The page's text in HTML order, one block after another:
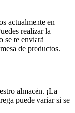
actualmente en
realizar la
se te enviará
de productos.
almacén. ¡La
puede variar si se